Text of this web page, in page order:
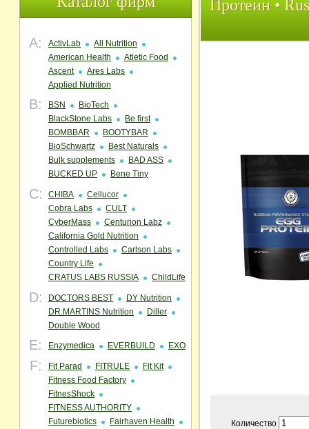
A: ActivLab
All Nutrition
American Health
Atletic Food
Ascent
Ares Labs
Applied Nutrition
B: BSN
BioTech
BlackStone Labs
Be first
BOMBBAR
BOOTYBAR
BioSchwartz
Best Naturals
Bulk supplements
BAD ASS
BUCKED UP
Bene Tiny
C: CHIBA
Cellucor
Cobra Labs
CULT
CyberMass
Centurion Labz
California Gold Nutrition
Controlled Labs
Carlson Labs
Country Life
CRATUS LABS RUSSIA
ChildLife
D: DOCTORS BEST
DY Nutrition
DR.MARTINS Nutrition
Diller
Double Wood
E: Enzymedica EVERBUILD EXO
F: Fit Parad FITRULE
Fit Kit
Fitness Food Factory
FitnesShock
FITNESS AUTHORITY
Futurebiotics
Fairhaven Health
Протеин •
Количество